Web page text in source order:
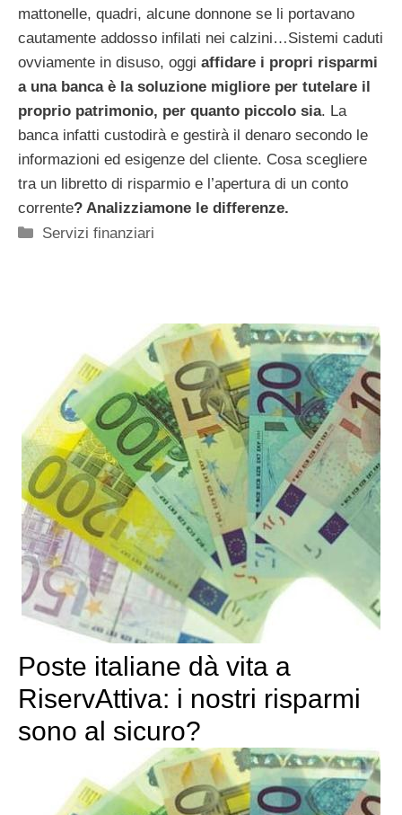
mattonelle, quadri, alcune donnone se li portavano
cautamente addosso infilati nei calzini…Sistemi caduti
ovviamente in disuso, oggi affidare i propri risparmi
a una banca è la soluzione migliore per tutelare il
proprio patrimonio, per quanto piccolo sia. La
banca infatti custodirà e gestirà il denaro secondo le
informazioni ed esigenze del cliente. Cosa scegliere
tra un libretto di risparmio e l’apertura di un conto
corrente? Analizziamone le differenze.
Categorie
Servizi finanziari
Poste italiane dà vita a
RiservAttiva: i nostri risparmi
sono al sicuro?